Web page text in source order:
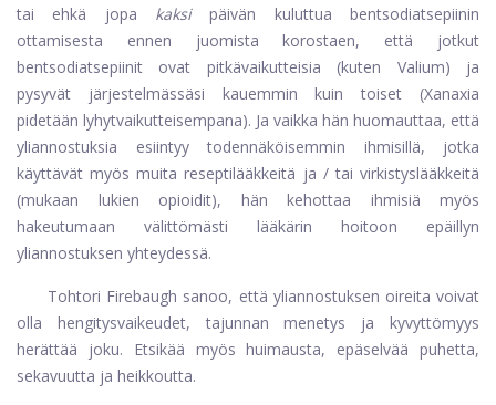
tai ehkä jopa
kaksi
päivän kuluttua bentsodiatsepiinin
ottamisesta ennen juomista korostaen, että jotkut
bentsodiatsepiinit ovat pitkävaikutteisia (kuten Valium) ja
pysyvät järjestelmässäsi kauemmin kuin toiset (Xanaxia
pidetään lyhytvaikutteisempana). Ja vaikka hän huomauttaa, että
yliannostuksia esiintyy todennäköisemmin ihmisillä, jotka
käyttävät myös muita reseptilääkkeitä ja / tai virkistyslääkkeitä
(mukaan lukien opioidit), hän kehottaa ihmisiä myös
hakeutumaan välittömästi lääkärin hoitoon epäillyn
yliannostuksen yhteydessä.
Tohtori Firebaugh sanoo, että yliannostuksen oireita voivat
olla hengitysvaikeudet, tajunnan menetys ja kyvyttömyys
herättää joku. Etsikää myös huimausta, epäselvää puhetta,
sekavuutta ja heikkoutta.